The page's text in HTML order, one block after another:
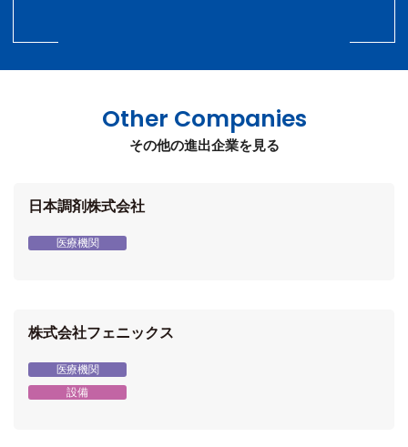
Other Companies
その他の進出企業を見る
日本調剤株式会社
医療機関
株式会社フェニックス
医療機関
設備